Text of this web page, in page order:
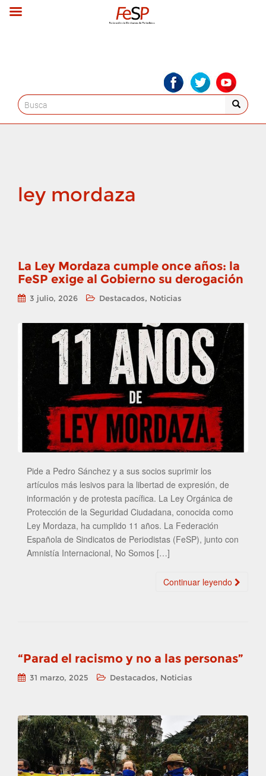
Search
for:
ley mordaza
La Ley Mordaza cumple once años: la
FeSP exige al Gobierno su derogación
3 julio, 2026 Destacados, Noticias
Pide a Pedro Sánchez y a sus socios suprimir los
artículos más lesivos para la libertad de expresión, de
información y de protesta pacífica. La Ley Orgánica de
Protección de la Seguridad Ciudadana, conocida como
Ley Mordaza, ha cumplido 11 años. La Federación
Española de Sindicatos de Periodistas (FeSP), junto con
Amnistía Internacional, No Somos […]
Continuar leyendo
“Parad el racismo y no a las personas”
31 marzo, 2025 Destacados, Noticias